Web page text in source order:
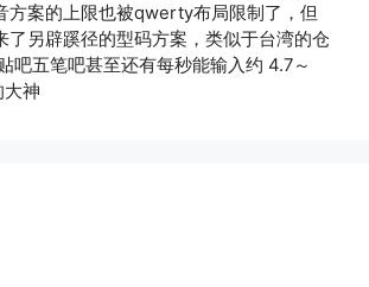
方案的上限也被qwerty布局限制了，但
了另辟蹊径的型码方案，类似于台湾的仓
吧五笔吧甚至还有每秒能输入约 4.7～
大神